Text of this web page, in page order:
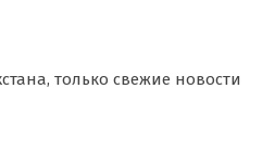
только свежие новости